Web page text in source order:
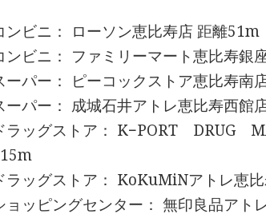
ンビニ： ローソン恵比寿店 距離51m
ンビニ： ファミリーマート恵比寿銀
ーパー： ピーコックストア恵比寿南
ーパー： 成城石井アトレ恵比寿西館
ラッグストア： K−PORT DRUG
ラッグストア： KoKuMiNアトレ恵
ョッピングセンター： 無印良品アト